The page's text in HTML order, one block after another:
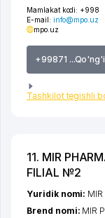
Mamlakat kodi: +998
E-mail: info@mpo.uz
mpo.uz
+99871
Tashkilot tegishli
11. MIR
FILIAL №2
Yuridik nomi:
Brend nomi: MIR